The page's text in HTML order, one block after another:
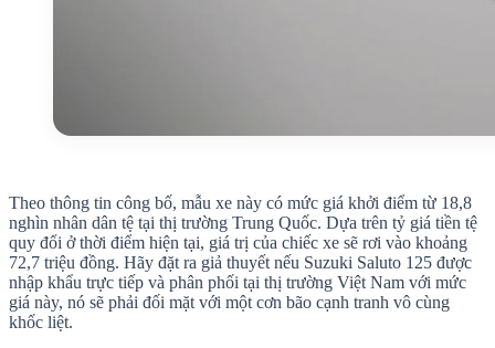
Theo thông tin công bố, mẫu xe này có mức giá khởi điểm từ 18,8
nghìn nhân dân tệ tại thị trường Trung Quốc. Dựa trên tỷ giá tiền tệ
quy đổi ở thời điểm hiện tại, giá trị của chiếc xe sẽ rơi vào khoảng
72,7 triệu đồng. Hãy đặt ra giả thuyết nếu Suzuki Saluto 125 được
nhập khẩu trực tiếp và phân phối tại thị trường Việt Nam với mức
giá này, nó sẽ phải đối mặt với một cơn bão cạnh tranh vô cùng
khốc liệt.